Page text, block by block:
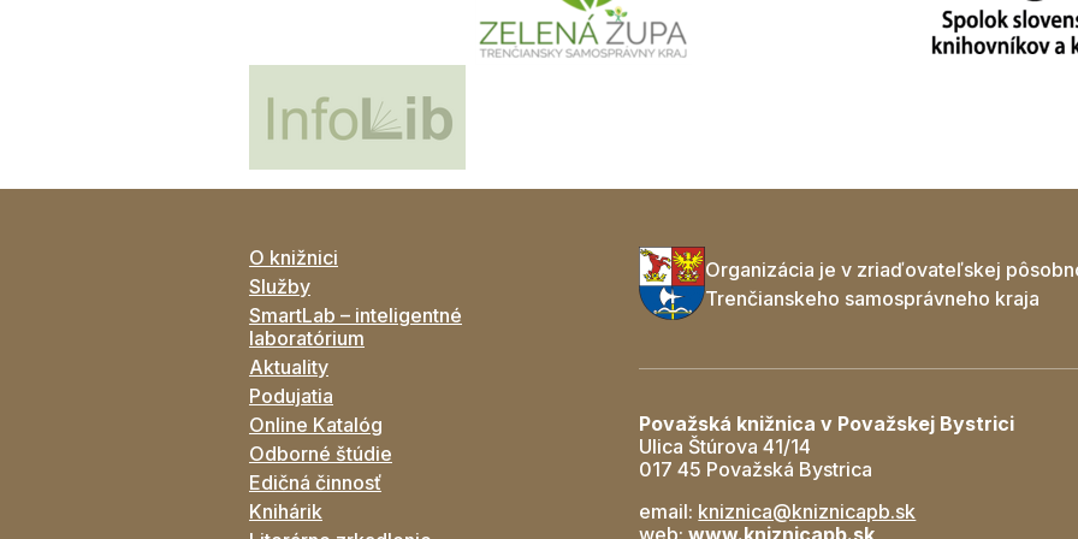
O knižnici
Služby
SmartLab – inteligentné
laboratórium
Aktuality
Podujatia
Online Katalóg
Odborné štúdie
Edičná činnosť
Knihárik
Organizácia je v zriaďovateľskej
Trenčianskeho samosprávneho kraja
Považská knižnica v Považskej Bystrici
Ulica Štúrova 41/14
017 45 Považská Bystrica
email: kniznica@kniznicapb.sk